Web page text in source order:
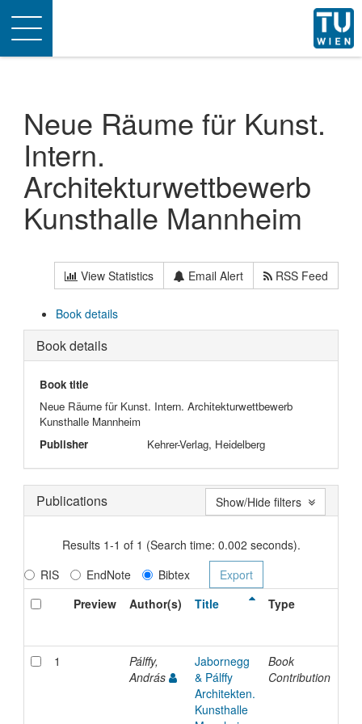
Toggle
navigation
Neue Räume für Kunst.
Intern.
Architekturwettbewerb
Kunsthalle Mannheim
View Statistics Email Alert RSS Feed
Book details
Book details
Book title
Neue Räume für Kunst. Intern. Architekturwettbewerb
Kunsthalle Mannheim
Publisher
Kehrer-Verlag, Heidelberg
Publications
Results 1-1 of 1 (Search time: 0.002 seconds).
RIS
EndNote
Bibtex
Preview
Author(s) Title Type
1
Pálffy,
András
Jabornegg
& Pálffy
Architekten.
Kunsthalle
Book
Contribution